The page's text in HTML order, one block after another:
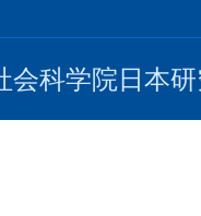
会科学院日本